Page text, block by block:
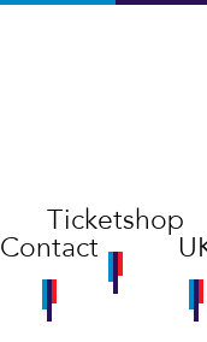
Ticketshop
Contact